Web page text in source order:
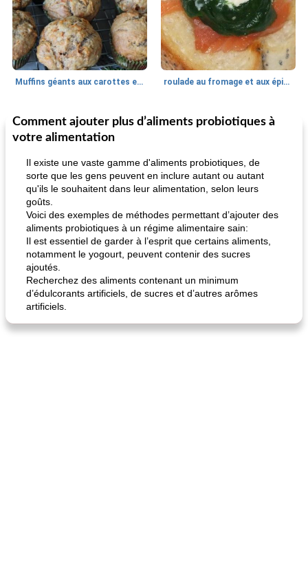
Muffins géants aux carottes et à la banane de Nif roulade au fromage et aux épinards
30min
Marques de confiance: recettes et
fiesta tostadas
55
Viande et volaille
le méga's jopp joes
Comment ajouter plus d’aliments probiotiques à
votre alimentation
Il existe une vaste gamme d'aliments probiotiques, de
sorte que les gens peuvent en inclure autant ou autant
qu'ils le souhaitent dans leur alimentation, selon leurs
goûts.
Voici des exemples de méthodes permettant d’ajouter des
aliments probiotiques à un régime alimentaire sain:
Il est essentiel de garder à l’esprit que certains aliments,
notamment le yogourt, peuvent contenir des sucres
ajoutés.
Recherchez des aliments contenant un minimum
d’édulcorants artificiels, de sucres et d’autres arômes
artificiels.